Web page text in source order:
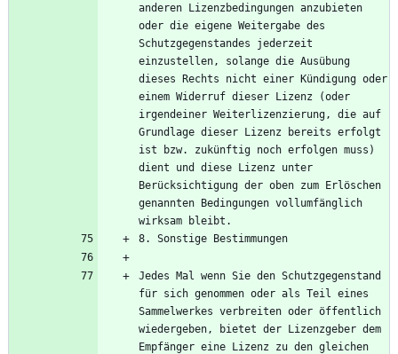
anderen Lizenzbedingungen anzubieten
oder die eigene Weitergabe des
Schutzgegenstandes jederzeit
einzustellen, solange die Ausübung
dieses Rechts nicht einer Kündigung oder
einem Widerruf dieser Lizenz (oder
irgendeiner Weiterlizenzierung, die auf
Grundlage dieser Lizenz bereits erfolgt
ist bzw. zukünftig noch erfolgen muss)
dient und diese Lizenz unter
Berücksichtigung der oben zum Erlöschen
genannten Bedingungen vollumfänglich
Jedes Mal wenn Sie den Schutzgegenstand
für sich genommen oder als Teil eines
Sammelwerkes verbreiten oder öffentlich
wiedergeben, bietet der Lizenzgeber dem
Empfänger eine Lizenz zu den gleichen